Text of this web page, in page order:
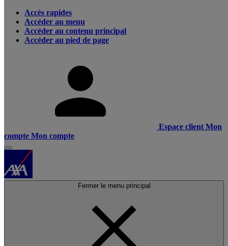
Accès rapides
Accéder au menu
Accéder au contenu principal
Accéder au pied de page
Espace client Mon
compte Mon compte
Fermer le menu principal